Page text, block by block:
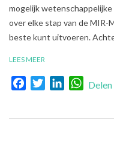
mogelijk
over elke stap van de
beste kunt uitvoeren.
LEES MEER
FacebookTwitterLinkedInDelen